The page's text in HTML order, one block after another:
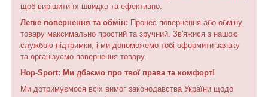
щоб вирішити їх швидко та ефективно.
Легке повернення та обмін: Процес повернення або обміну
товару максимально простий та зручний. Зв'яжися з нашою
службою підтримки, і ми допоможемо тобі оформити заявку
та організуємо повернення товару.
Hop-Sport: Ми дбаємо про твої права та комфорт!
Ми дотримуємося всіх вимог законодавства України щодо